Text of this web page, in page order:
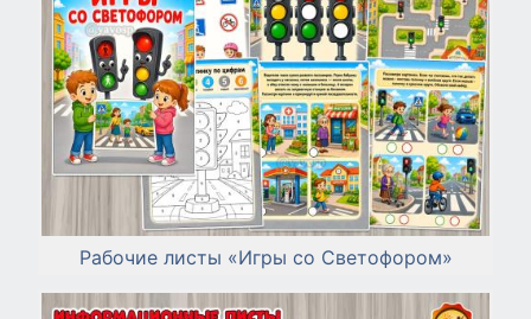
Рабочие листы «Игры со Светофором»